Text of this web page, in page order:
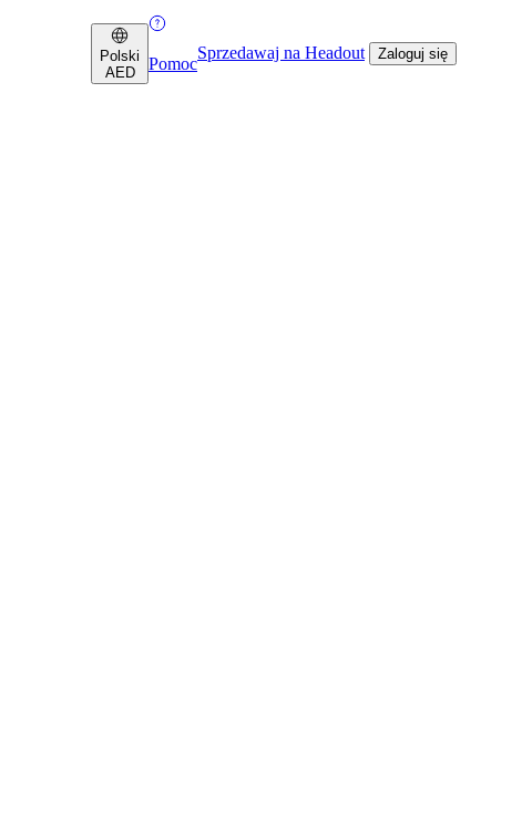
Polski
AED
Pomoc
Sprzedawaj na Headout Zaloguj się